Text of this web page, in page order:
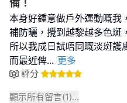
備！
本身好鍾意做戶外運動嘅我
補防曬，攪到越黎越多色斑
所以我成日試唔同嘅淡斑護
而最近俾... 更多
評分
顯示所有留言(1)...